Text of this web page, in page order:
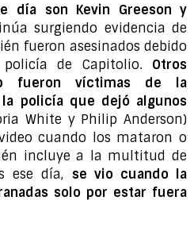
día son Kevin Greeson y
surgiendo evidencia de
fueron asesinados debido
de Capitolio. Otros
fueron víctimas de la
policía que dejó algunos
White y Philip Anderson)
cuando los mataron o
incluye a la multitud de
ese día, se vio cuando la
solo por estar fuera